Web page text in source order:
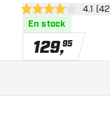
des avis ouvrir
4.1 étoiles de notation
4.1
En stock
129,95